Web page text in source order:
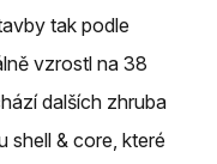
tak podle
vzrostl na 38
dalších zhruba
shell & core, které